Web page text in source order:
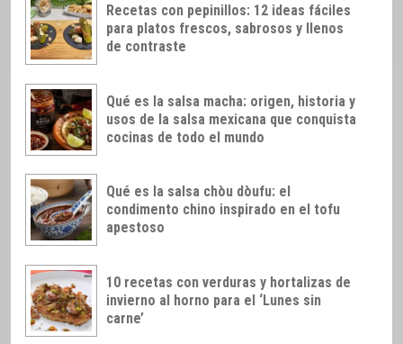
Recetas con pepinillos: 12 ideas fáciles
para platos frescos, sabrosos y llenos
de contraste
Qué es la salsa macha: origen, historia y
usos de la salsa mexicana que conquista
cocinas de todo el mundo
Qué es la salsa chòu dòufu: el
condimento chino inspirado en el tofu
apestoso
10 recetas con verduras y hortalizas de
invierno al horno para el ‘Lunes sin
carne’